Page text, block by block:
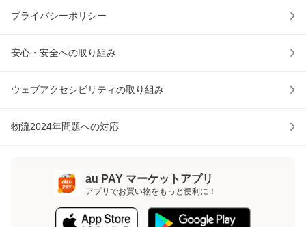
プライバシーポリシー
安心・安全への取り組み
ウェブアクセシビリティの取り組み
物流2024年問題への対応
au PAY マーケットアプリ
アプリでお買い物をもっと便利に！